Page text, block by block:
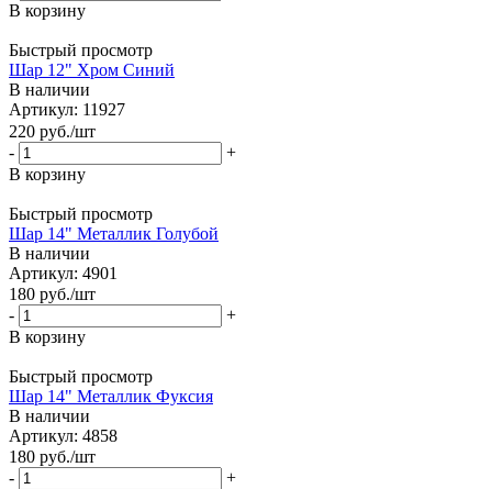
В корзину
Быстрый просмотр
Шар 12" Хром Синий
В наличии
Артикул: 11927
220 руб./шт
-
+
В корзину
Быстрый просмотр
Шар 14" Металлик Голубой
В наличии
Артикул: 4901
180 руб./шт
-
+
В корзину
Быстрый просмотр
Шар 14" Металлик Фуксия
В наличии
Артикул: 4858
180 руб./шт
-
+